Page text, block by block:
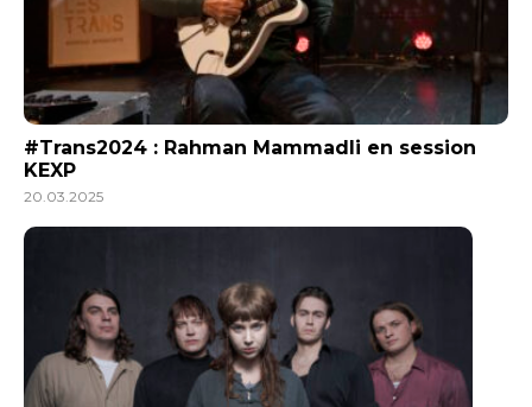
#Trans2024 : Rahman Mammadli en session
KEXP
20.03.2025